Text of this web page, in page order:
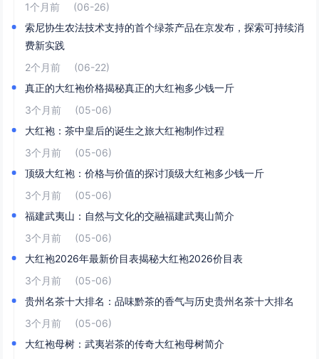
1个月前
(06-26)
索尼协生农法技术支持的首个绿茶产品在京发布，探索可持续消
费新实践
2个月前
(06-22)
真正的大红袍价格揭秘真正的大红袍多少钱一斤
3个月前
(05-06)
大红袍：茶中皇后的诞生之旅大红袍制作过程
3个月前
(05-06)
顶级大红袍：价格与价值的探讨顶级大红袍多少钱一斤
3个月前
(05-06)
福建武夷山：自然与文化的交融福建武夷山简介
3个月前
(05-06)
大红袍2026年最新价目表揭秘大红袍2026价目表
3个月前
(05-06)
贵州名茶十大排名：品味黔茶的香气与历史贵州名茶十大排名
3个月前
(05-06)
大红袍母树：武夷岩茶的传奇大红袍母树简介